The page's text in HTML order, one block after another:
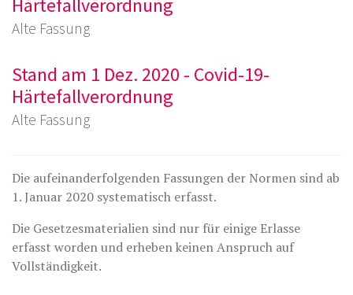
Härtefallverordnung
Alte Fassung
Stand am 1 Dez. 2020 - Covid-19-
Härtefallverordnung
Alte Fassung
Die aufeinanderfolgenden Fassungen der Normen sind ab
1. Januar 2020 systematisch erfasst.
Die Gesetzesmaterialien sind nur für einige Erlasse
erfasst worden und erheben keinen Anspruch auf
Vollständigkeit.